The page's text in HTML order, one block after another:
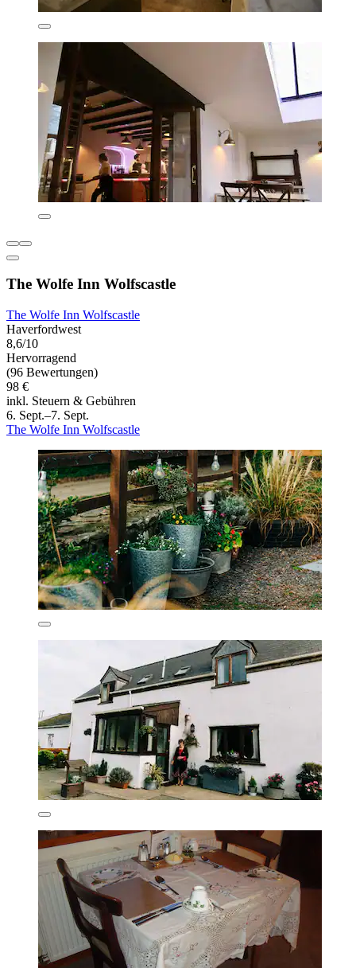
The Wolfe Inn Wolfscastle
The Wolfe Inn Wolfscastle
Haverfordwest
8,6/10
Hervorragend
(96 Bewertungen)
98 €
inkl. Steuern & Gebühren
6. Sept.–7. Sept.
The Wolfe Inn Wolfscastle